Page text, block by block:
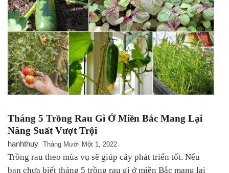
Tháng 5 Trồng Rau Gì Ở Miền Bắc Mang Lại
Năng Suất Vượt Trội
hanhthuy Tháng Mười Một 1, 2022
Trồng rau theo mùa vụ sẽ giúp cây phát triển tốt. Nếu
bạn chưa biết tháng 5 trồng rau gì ở miền Bắc mang lại